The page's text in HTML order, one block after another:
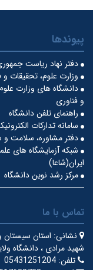
پیوندها
دفتر نهاد ریاست
وزارت علوم، تحقیقات و
دانشگاه های وزارت
و فناوری
راهنمای تلفن دانشگاه
سامانه تدارکات
دفتر مشاوره، سلامت
شبکه آزمایشگاه های
ایران(شاعا)
مرکز رشد نوین دانشگاه
تماس با ما
نشانی:
شهید مرادی ، دانشگاه
تلفن: 05431251204